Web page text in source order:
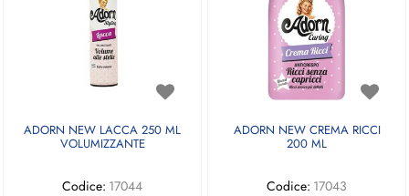
ADORN NEW LACCA 250 ML
VOLUMIZZANTE
Codice: 17044
ADORN NEW CREMA RICCI
200 ML
Codice: 17043